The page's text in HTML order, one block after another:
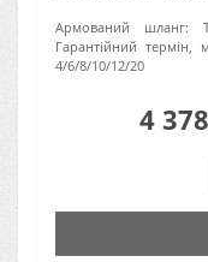
Армований шланг:
Гарантійний термін,
4/6/8/10/12/20
4